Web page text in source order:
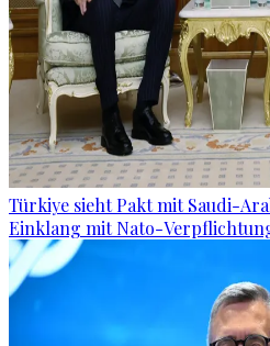
Türkiye sieht Pakt mit Saudi-
Einklang mit Nato-